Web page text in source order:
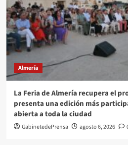
Almería
La Feria de Almería recupera el
presenta una edición más
abierta a toda la ciudad
GabinetedePrensa agosto 6, 2026